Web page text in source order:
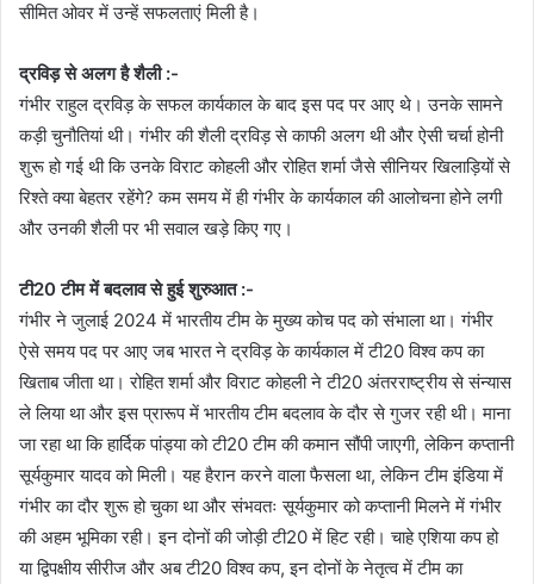
सीमित ओवर में उन्हें सफलताएं मिली है।
द्रविड़ से अलग है शैली :-
गंभीर राहुल द्रविड़ के सफल कार्यकाल के बाद इस पद पर आए थे। उनके सामने
कड़ी चुनौतियां थी। गंभीर की शैली द्रविड़ से काफी अलग थी और ऐसी चर्चा होनी
शुरू हो गई थी कि उनके विराट कोहली और रोहित शर्मा जैसे सीनियर खिलाड़ियों से
रिश्ते क्या बेहतर रहेंगे? कम समय में ही गंभीर के कार्यकाल की आलोचना होने लगी
और उनकी शैली पर भी सवाल खड़े किए गए।
टी20 टीम में बदलाव से हुई शुरुआत :-
गंभीर ने जुलाई 2024 में भारतीय टीम के मुख्य कोच पद को संभाला था। गंभीर
ऐसे समय पद पर आए जब भारत ने द्रविड़ के कार्यकाल में टी20 विश्व कप का
खिताब जीता था। रोहित शर्मा और विराट कोहली ने टी20 अंतरराष्ट्रीय से संन्यास
ले लिया था और इस प्रारूप में भारतीय टीम बदलाव के दौर से गुजर रही थी। माना
जा रहा था कि हार्दिक पांड्या को टी20 टीम की कमान सौंपी जाएगी, लेकिन कप्तानी
सूर्यकुमार यादव को मिली। यह हैरान करने वाला फैसला था, लेकिन टीम इंडिया में
गंभीर का दौर शुरू हो चुका था और संभवतः सूर्यकुमार को कप्तानी मिलने में गंभीर
की अहम भूमिका रही। इन दोनों की जोड़ी टी20 में हिट रही। चाहे एशिया कप हो
या द्विपक्षीय सीरीज और अब टी20 विश्व कप, इन दोनों के नेतृत्व में टीम का